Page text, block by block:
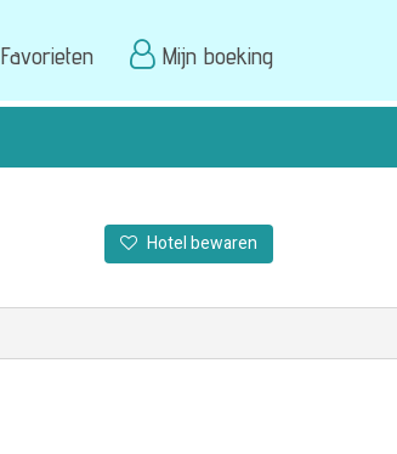
Favorieten Mijn boeking
Hotel bewaren